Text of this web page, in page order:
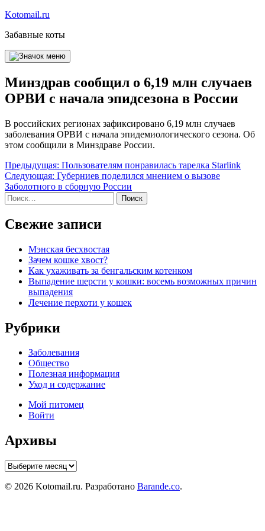
Перейти
содержимому
Kotomail.ru
Забавные коты
Минздрав сообщил о 6,19 млн случаев
ОРВИ с начала эпидсезона в России
В российских регионах зафиксировано 6,19 млн случаев
заболевания ОРВИ с начала эпидемиологического сезона. Об
этом сообщили в Минздраве России.
Навигация
по
записям
Предыдущая: Пользователям понравилась тарелка Starlink
Следующая: Губерниев поделился мнением о вызове
Заболотного в сборную России
Найти:
Свежие записи
Мэнская бесхвостая
Зачем кошке хвост?
Как ухаживать за бенгальским котенком
Выпадение шерсти у кошки: восемь возможных причин
выпадения
Лечение перхоти у кошек
Рубрики
Заболевания
Общество
Полезная информация
Уход и содержание
Мой питомец
Войти
Архивы
Архивы
© 2026 Kotomail.ru. Разработано Barande.co.